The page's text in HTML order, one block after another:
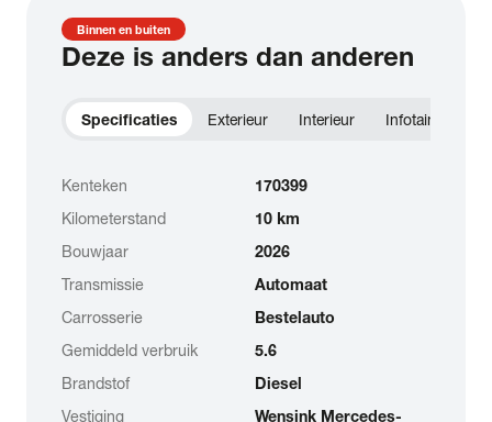
Binnen en buiten
Deze is anders dan anderen
Specificaties Exterieur Interieur Infotainment
Kenteken
170399
Kilometerstand
10 km
Bouwjaar
2026
Transmissie
Automaat
Carrosserie
Bestelauto
Gemiddeld verbruik
5.6
Brandstof
Diesel
Vestiging
Wensink Mercedes-